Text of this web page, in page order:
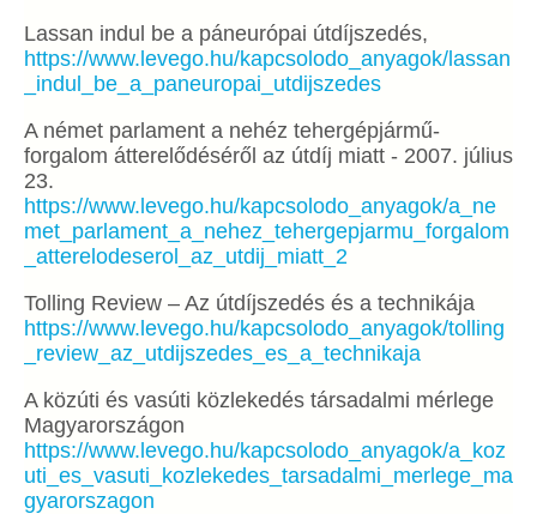
Lassan indul be a páneurópai útdíjszedés,
https://www.levego.hu/kapcsolodo_anyagok/lassan
_indul_be_a_paneuropai_utdijszedes
A német parlament a nehéz tehergépjármű-
forgalom átterelődéséről az útdíj miatt - 2007. július
23.
https://www.levego.hu/kapcsolodo_anyagok/a_ne
met_parlament_a_nehez_tehergepjarmu_forgalom
_atterelodeserol_az_utdij_miatt_2
Tolling Review – Az útdíjszedés és a technikája
https://www.levego.hu/kapcsolodo_anyagok/tolling
_review_az_utdijszedes_es_a_technikaja
A közúti és vasúti közlekedés társadalmi mérlege
Magyarországon
https://www.levego.hu/kapcsolodo_anyagok/a_koz
uti_es_vasuti_kozlekedes_tarsadalmi_merlege_ma
gyarorszagon